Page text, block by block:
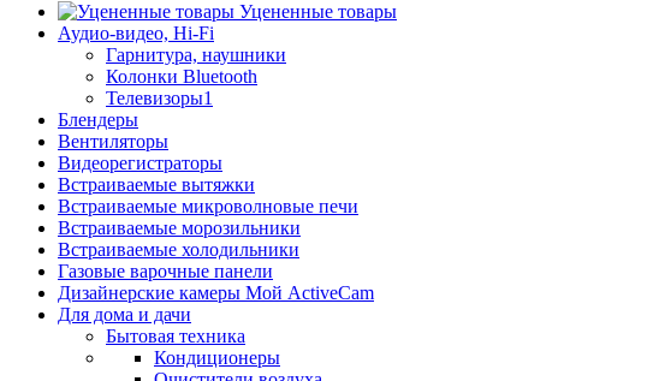
Уцененные товары
Аудио-видео, Hi-Fi
Гарнитура, наушники
Колонки Bluetooth
Телевизоры1
Блендеры
Вентиляторы
Видеорегистраторы
Встраиваемые вытяжки
Встраиваемые микроволновые печи
Встраиваемые морозильники
Встраиваемые холодильники
Газовые варочные панели
Дизайнерские камеры Мой ActiveCam
Для дома и дачи
Бытовая техника
Кондиционеры